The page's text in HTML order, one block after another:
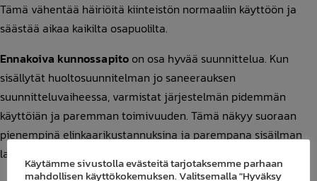
Tämä vähentää häiriöitä kiinteistön normaaliin käyttöön ja
säästää aikaa kaikilta osapuolilta.
Ennakoiva kunnossapito on osa hyvää suunnittelua. Kun
sisällytät huoltosuunnitelman jo saneerauksen
suunnitteluvaiheessa, varmistat järjestelmän pidemmän
käyttöiän ja paremman toimivuuden. Tämä näkyy suoraan
pienempinä elinkaarikustannuksina ja parempana sisäilman
laatuna.
Käytämme sivustolla evästeitä tarjotaksemme parhaan
mahdollisen käyttökokemuksen. Valitsemalla "Hyväksy